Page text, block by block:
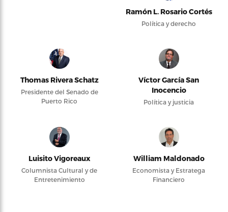
Ramón L. Rosario Cortés
Política y derecho
Thomas Rivera Schatz
Presidente del Senado de
Puerto Rico
Víctor García San
Inocencio
Política y justicia
Luisito Vigoreaux
Columnista Cultural y de
Entretenimiento
William Maldonado
Economista y Estratega
Financiero